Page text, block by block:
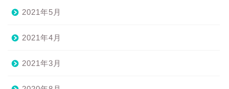
2021年5月
2021年4月
2021年3月